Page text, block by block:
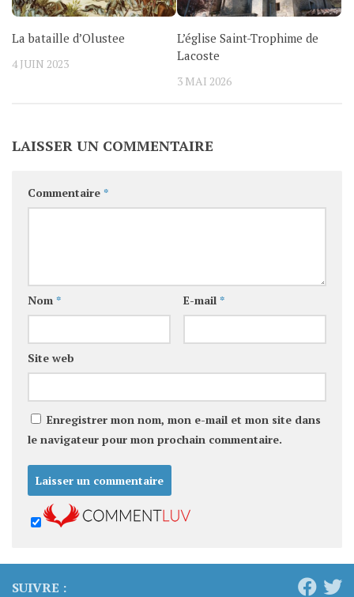
La bataille d’Olustee
4 JUIN 2023
L’église Saint-Trophime de
Lacoste
3 MAI 2026
LAISSER UN COMMENTAIRE
Commentaire *
Nom * E-mail *
Site web
Enregistrer mon nom, mon e-mail et mon site dans
le navigateur pour mon prochain commentaire.
SUIVRE :